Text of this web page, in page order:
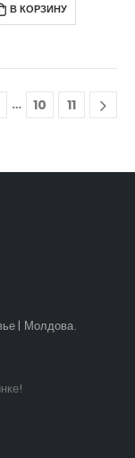
В КОРЗИНУ
… 10 11
| Молдова.